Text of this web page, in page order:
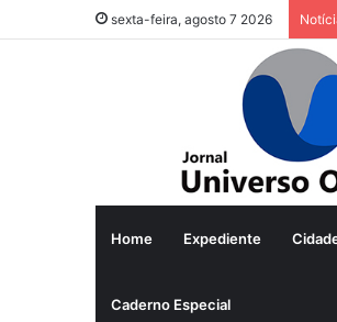
sexta-feira, agosto 7 2026
Home Expediente
Caderno Especial